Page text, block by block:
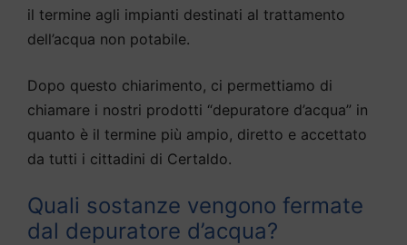
il termine agli impianti destinati al trattamento
dell’acqua non potabile.
Dopo questo chiarimento, ci permettiamo di
chiamare i nostri prodotti “depuratore d’acqua” in
quanto è il termine più ampio, diretto e accettato
da tutti i cittadini di Certaldo.
Quali sostanze vengono fermate
dal depuratore d’acqua?